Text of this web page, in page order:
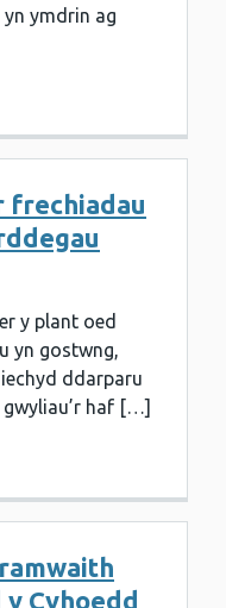
ymdrin ag
frechiadau
y plant oed
yn gostwng,
ddarparu
haf […]
Cyhoedd